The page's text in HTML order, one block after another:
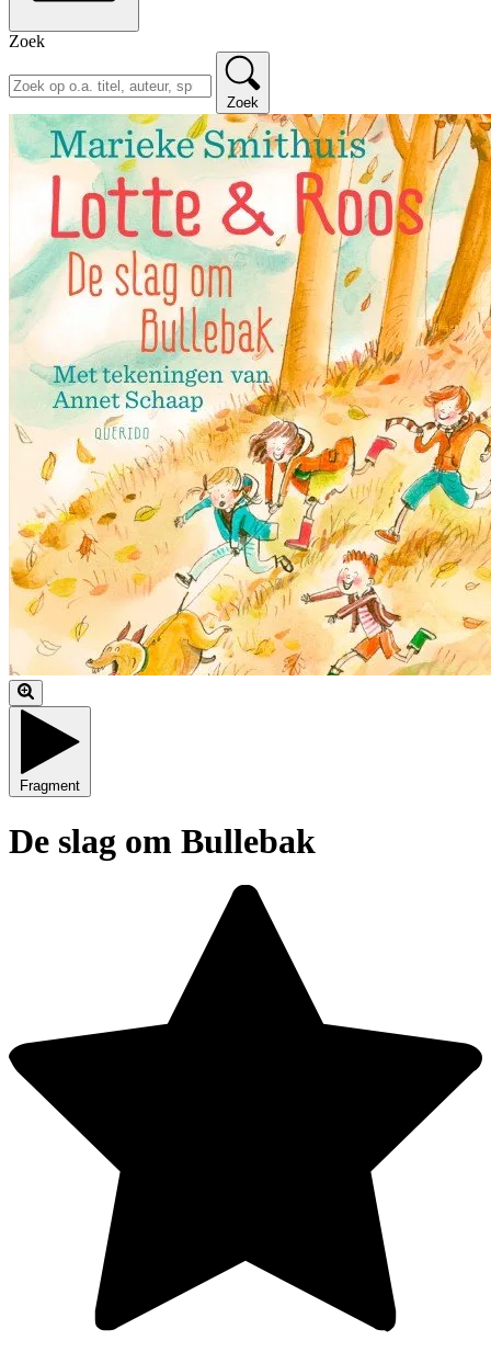
Zoek
Zoek
Fragment
De slag om Bullebak